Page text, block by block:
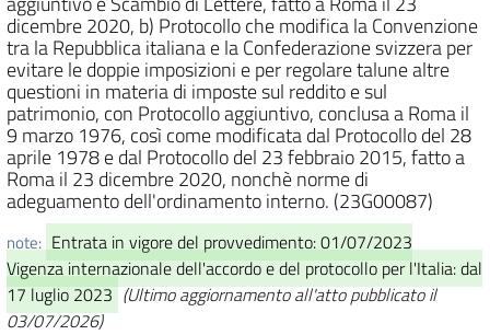
dicembre 2020, b) Protocollo che modifica la Convenzione
tra la Repubblica italiana e la Confederazione svizzera per
evitare le doppie imposizioni e per regolare talune altre
questioni in materia di imposte sul reddito e sul
patrimonio, con Protocollo aggiuntivo, conclusa a Roma il
9 marzo 1976, così come modificata dal Protocollo del 28
aprile 1978 e dal Protocollo del 23 febbraio 2015, fatto a
Roma il 23 dicembre 2020, nonchè norme di
adeguamento dell'ordinamento interno. (23G00087)
note: Entrata in vigore del provvedimento: 01/07/2023
Vigenza internazionale dell'accordo e del protocollo per l'Italia: dal
17 luglio 2023 (Ultimo aggiornamento all'atto pubblicato il
03/07/2026)